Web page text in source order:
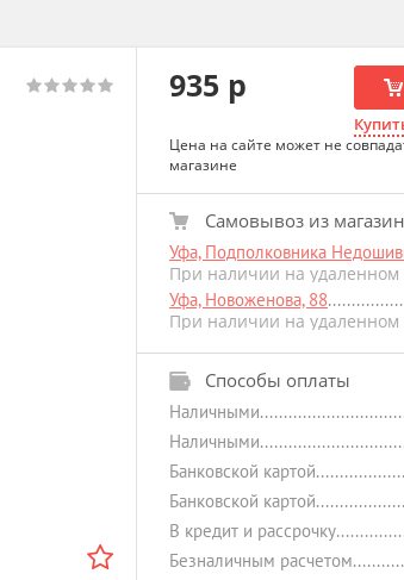
935 р
Цена на сайте может не
магазине
Самовывоз из
Уфа, Подполковника
При наличии на удаленном
Уфа, Новоженова, 88
При наличии на удаленном
Способы оплаты
Наличными
Наличными
Банковской картой
Банковской картой
В кредит и рассрочку
Безналичным расчетом